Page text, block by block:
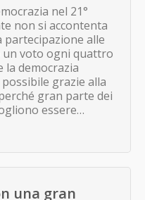
nel 21°
non si accontenta
alle
voto ogni quattro
la democrazia
grazie alla
gran parte dei
essere…
una gran